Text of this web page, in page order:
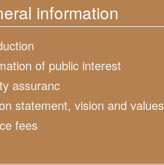
information
of public interest
assuranc
statement, vision and values
fees